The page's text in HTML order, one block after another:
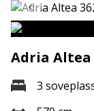
Adria Altea
3